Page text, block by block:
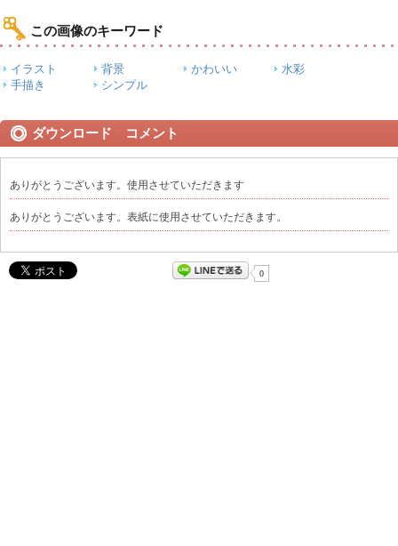
この画像のキーワード
イラスト 背景 かわいい
水彩
手描き
シンプル
ダウンロード コメント
ありがとうございます。使用させていただきます
ありがとうございます。表紙に使用させていただきます。
0